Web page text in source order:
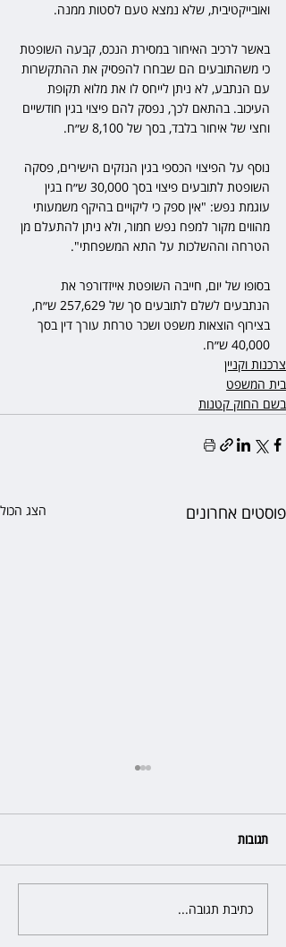
ואובייקטיבית, שלא נמצא טעם לסטות ממנה.
באשר לרכיב האיחור במסירת הנכס, קבעה השופטת
כי משהתובעים הם שבחרו להפסיק את ההתקשרות
עם הנתבע, לא ניתן לייחס לו את מלוא תקופת
העיכוב. בהתאם לכך, נפסק להם פיצוי בגין חודשיים
וחצי של איחור בלבד, בסך של 8,100 ש״ח.
נוסף על הפיצוי הכספי בגין הנזקים הישירים, פסקה
השופטת לתובעים פיצוי בסך 30,000 ש״ח בגין
עוגמת נפש: "אין ספק כי ליקויים בהיקף משמעותי
מהווים מקור למפח נפש חמור, ולא ניתן להתעלם מן
הטרחה וההשלכות על התא המשפחתי".
בסופו של יום, חייבה השופטת אייזדורפר את
הנתבעים לשלם לתובעים סך של 257,629 ש״ח,
בצירוף הוצאות משפט ושכר טרחת עורך דין בסך
40,000 ש״ח.
צרכנות וקניין
בית המשפט
בשם החוק קטנות
פוסטים אחרונים הצג הכול
פרקליטת מחוז חיפה בדרך
לפרישה: תקבל יותר ממיליון שקל
תגובות
כתיבת תגובה...